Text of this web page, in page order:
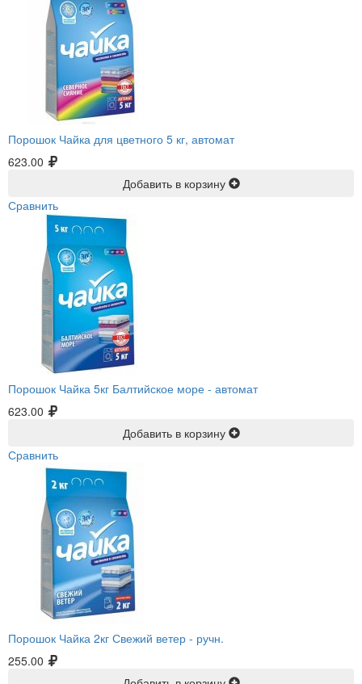
Порошок Чайка для цветного 5 кг, автомат
623.00
Добавить в корзину
Сравнить
Порошок Чайка 5кг Балтийское море - автомат
623.00
Добавить в корзину
Сравнить
Порошок Чайка 2кг Свежий ветер - ручн.
255.00